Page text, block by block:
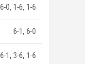
6-0, 1-6, 1-6
6-1, 6-0
6-1, 3-6, 1-6